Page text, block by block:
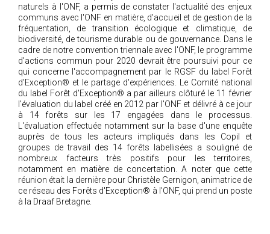
naturels à l'ONF, a permis de constater l'actualité des enjeux
communs avec l'ONF en matière, d'accueil et de gestion de la
fréquentation, de transition écologique et climatique, de
biodiversité, de tourisme durable ou de gouvernance. Dans le
cadre de notre convention triennale avec l'ONF, le programme
d'actions commun pour 2020 devrait être poursuivi pour ce
qui concerne l'accompagnement par le RGSF du label Forêt
d'Exception® et le partage d'expériences. Le Comité national
du label Forêt d'Exception® a par ailleurs clôturé le 11 février
l'évaluation du label créé en 2012 par l'ONF et délivré à ce jour
à 14 forêts sur les 17 engagées dans le processus.
L'évaluation effectuée notamment sur la base d'une enquête
auprès de tous les acteurs impliqués dans les Copil et
groupes de travail des 14 forêts labellisées a souligné de
nombreux facteurs très positifs pour les territoires,
notamment en matière de concertation. A noter que cette
réunion était la dernière pour Christèle Gernigon, animatrice de
ce réseau des Forêts d'Exception® à l'ONF, qui prend un poste
à la Draaf Bretagne.